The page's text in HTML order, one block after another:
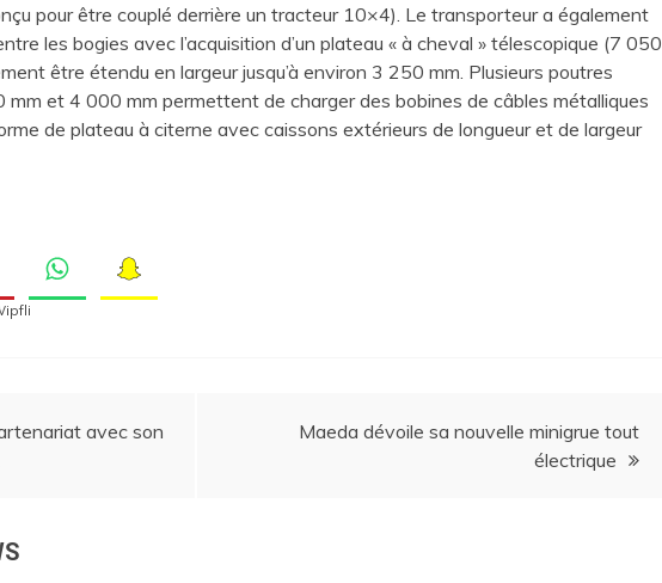
pour être couplé derrière un tracteur 10×4). Le transporteur a également
les bogies avec l’acquisition d’un plateau « à cheval » télescopique (7 050
être étendu en largeur jusqu’à environ 3 250 mm. Plusieurs poutres
mm et 4 000 mm permettent de charger des bobines de câbles métalliques
de plateau à citerne avec caissons extérieurs de longueur et de largeur
avec son
Maeda dévoile sa nouvelle minigrue tout
électrique